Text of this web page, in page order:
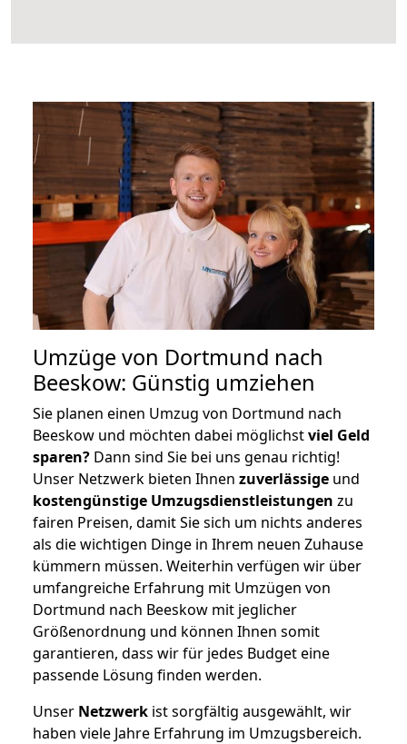
Umzüge von Dortmund nach
Beeskow: Günstig umziehen
Sie planen einen Umzug von Dortmund nach
Beeskow und möchten dabei möglichstviel Geld
sparen? Dann sind Sie bei uns genau richtig!
Unser Netzwerk bieten Ihnen zuverlässige und
kostengünstige Umzugsdienstleistungen zu
fairen Preisen, damit Sie sich um nichts anderes
als die wichtigen Dinge in Ihrem neuen Zuhause
kümmern müssen. Weiterhin verfügen wir über
umfangreiche Erfahrung mit Umzügen von
Dortmund nach Beeskow mit jeglicher
Größenordnung und können Ihnen somit
garantieren, dass wir für jedes Budget eine
passende Lösung finden werden.
Unser Netzwerk ist sorgfältig ausgewählt, wir
haben viele Jahre Erfahrung im Umzugsbereich.